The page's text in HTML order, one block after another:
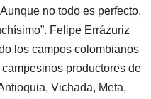
no todo es perfecto,
Felipe Errázuriz
los campos colombianos
productores de
Vichada, Meta,